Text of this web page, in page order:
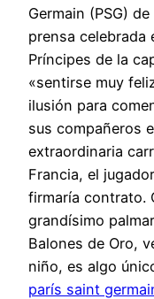
Germain (PSG)
prensa celebrada
Príncipes de la
«sentirse muy
ilusión para
sus compañeros
extraordinaria
Francia, el
firmaría contrato.
grandísimo
Balones de Oro,
niño, es algo
parís saint